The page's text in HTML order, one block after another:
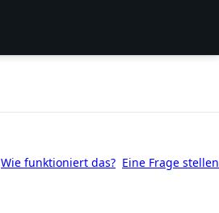
Wie funktioniert das? Eine Frage stellen